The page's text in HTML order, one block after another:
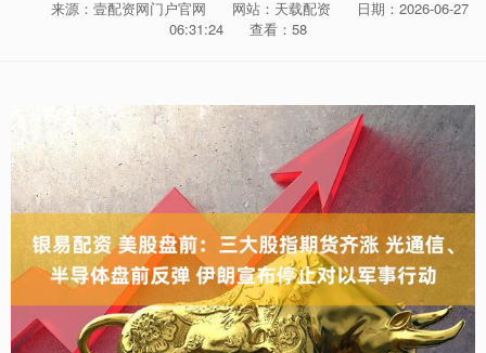
来源：壹配资网门户官网 网站：天载配资
日期：2026-06-27
06:31:24
查看：58